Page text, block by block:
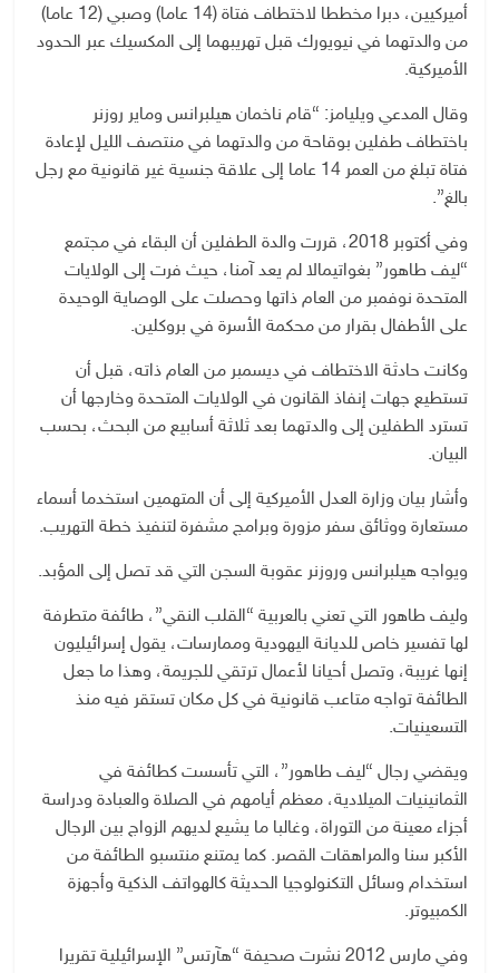
أميركيين، دبرا مخططا لاختطاف فتاة (14 عاما) وصبي (12 عاما)
من والدتهما في نيويورك قبل تهريبهما إلى المكسيك عبر الحدود
الأميركية.
وقال المدعي ويليامز: “قام ناخمان هيلبرانس وماير روزنر
باختطاف طفلين بوقاحة من والدتهما في منتصف الليل لإعادة
فتاة تبلغ من العمر 14 عاما إلى علاقة جنسية غير قانونية مع رجل
بالغ”.
وفي أكتوبر 2018، قررت والدة الطفلين أن البقاء في مجتمع
“ليف طاهور” بغواتيمالا لم يعد آمنا، حيث فرت إلى الولايات
المتحدة نوفمبر من العام ذاتها وحصلت على الوصاية الوحيدة
على الأطفال بقرار من محكمة الأسرة في بروكلين.
وكانت حادثة الاختطاف في ديسمبر من العام ذاته، قبل أن
تستطيع جهات إنفاذ القانون في الولايات المتحدة وخارجها أن
تسترد الطفلين إلى والدتهما بعد ثلاثة أسابيع من البحث، بحسب
البيان.
وأشار بيان وزارة العدل الأميركية إلى أن المتهمين استخدما أسماء
مستعارة ووثائق سفر مزورة وبرامج مشفرة لتنفيذ خطة التهريب.
ويواجه هيلبرانس وروزنر عقوبة السجن التي قد تصل إلى المؤبد.
وليف طاهور التي تعني بالعربية “القلب النقي”، طائفة متطرفة
لها تفسير خاص للديانة اليهودية وممارسات، يقول إسرائيليون
إنها غريبة، وتصل أحيانا لأعمال ترتقي للجريمة، وهذا ما جعل
الطائفة تواجه متاعب قانونية في كل مكان تستقر فيه منذ
التسعينيات.
ويقضي رجال “ليف طاهور”، التي تأسست كطائفة في
الثمانينيات الميلادية، معظم أيامهم في الصلاة والعبادة ودراسة
أجزاء معينة من التوراة، وغالبا ما يشيع لديهم الزواج بين الرجال
الأكبر سنا والمراهقات القصر. كما يمتنع منتسبو الطائفة من
استخدام وسائل التكنولوجيا الحديثة كالهواتف الذكية وأجهزة
الكمبيوتر.
وفي مارس 2012 نشرت صحيفة “هآرتس” الإسرائيلية تقريرا